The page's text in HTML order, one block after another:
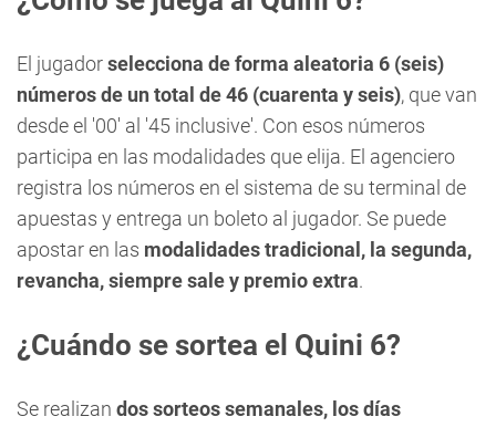
El jugadorselecciona de forma aleatoria 6 (seis)
números de un total de 46 (cuarenta y seis), que van
desde el '00' al '45 inclusive'. Con esos números
participa en las modalidades que elija. El agenciero
registra los números en el sistema de su terminal de
apuestas y entrega un boleto al jugador. Se puede
apostar en las modalidades tradicional, la segunda,
revancha, siempre sale y premio extra.
¿Cuándo se sortea el Quini 6?
Se realizan dos sorteos semanales, los días